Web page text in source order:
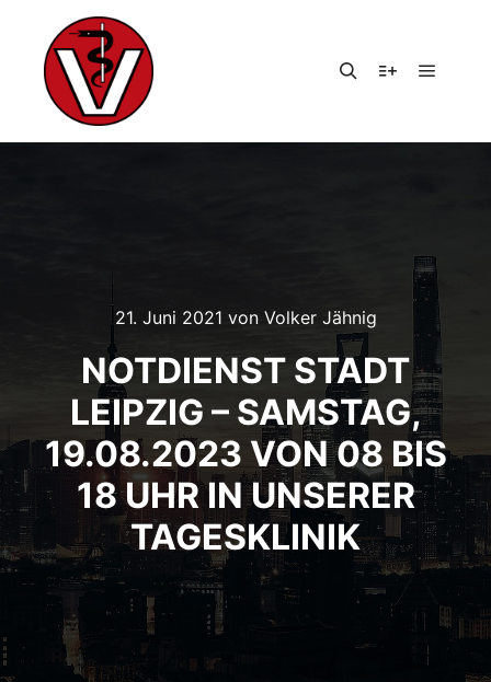
21. Juni 2021 von Volker Jähnig
NOTDIENST STADT
LEIPZIG – SAMSTAG,
19.08.2023 VON 08 BIS
18 UHR IN UNSERER
TAGESKLINIK